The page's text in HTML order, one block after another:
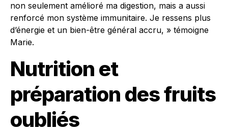
non seulement amélioré ma digestion, mais a aussi
renforcé mon système immunitaire. Je ressens plus
d’énergie et un bien-être général accru, » témoigne
Marie.
Nutrition et
préparation des fruits
oubliés